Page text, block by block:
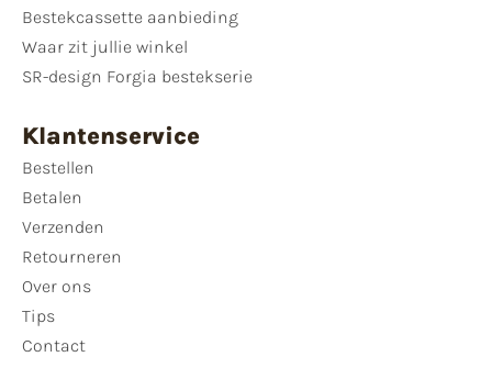
Bestekcassette aanbieding
Waar zit jullie winkel
SR-design Forgia bestekserie
Klantenservice
Bestellen
Betalen
Verzenden
Retourneren
Over ons
Tips
Contact